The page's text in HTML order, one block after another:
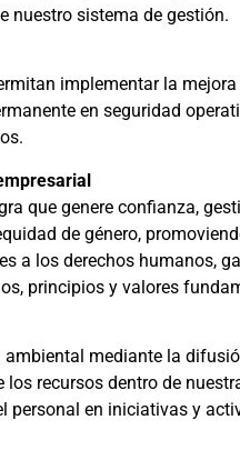
nuestro sistema de gestión.
implementar la
en seguridad
que genere confianza,
de género,
a los derechos humanos,
principios y valores
mediante la
los recursos dentro de
personal en iniciativas y